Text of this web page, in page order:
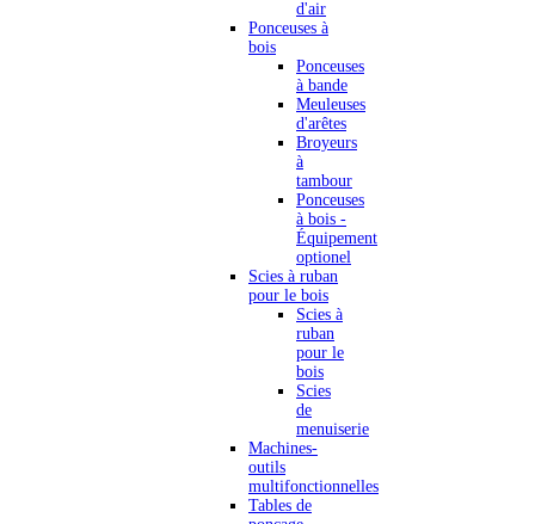
d'air
Ponceuses à
bois
Ponceuses
à bande
Meuleuses
d'arêtes
Broyeurs
à
tambour
Ponceuses
à bois -
Équipement
optionel
Scies à ruban
pour le bois
Scies à
ruban
pour le
bois
Scies
de
menuiserie
Machines-
outils
multifonctionnelles
Tables de